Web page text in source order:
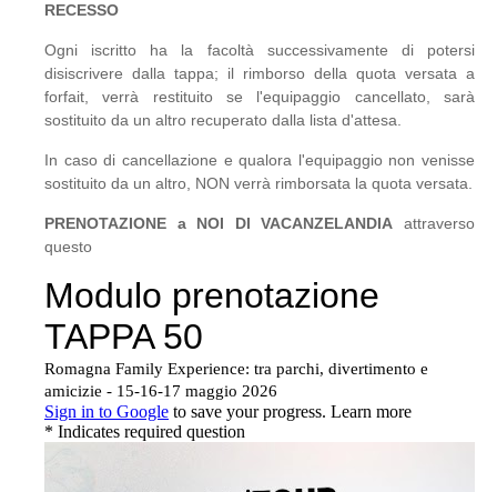
RECESSO
Ogni iscritto ha la facoltà successivamente di potersi
disiscrivere dalla tappa; il rimborso della quota versata a
forfait, verrà restituito se l'equipaggio cancellato, sarà
sostituito da un altro recuperato dalla lista d'attesa.
In caso di cancellazione e qualora l'equipaggio non venisse
sostituito da un altro, NON verrà rimborsata la quota versata.
PRENOTAZIONE a NOI DI VACANZELANDIA attraverso
questo